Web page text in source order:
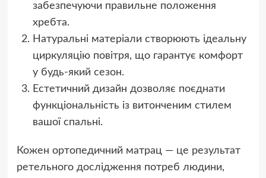
забезпечуючи правильне положення
хребта.
Натуральні матеріали створюють ідеальну
циркуляцію повітря, що гарантує комфорт
у будь-який сезон.
Естетичний дизайн дозволяє поєднати
функціональність із витонченим стилем
вашої спальні.
Кожен ортопедичний матрац — це результат
ретельного дослідження потреб людини,